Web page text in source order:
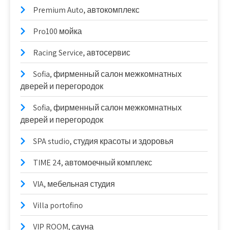
Premium Auto, автокомплекс
Pro100 мойка
Racing Service, автосервис
Sofia, фирменный салон межкомнатных
дверей и перегородок
Sofia, фирменный салон межкомнатных
дверей и перегородок
SPA studio, студия красоты и здоровья
TIME 24, автомоечный комплекс
VIA, мебельная студия
Villa portofino
VIP ROOM, сауна